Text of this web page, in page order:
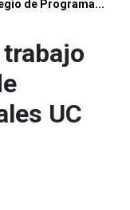
de Programa...
UC